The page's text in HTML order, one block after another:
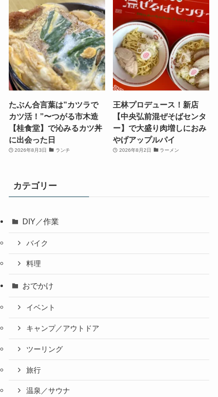
たぶん合言葉は”カツラで
カツ活！”〜つがる市木造
【桂食堂】で沁みるカツ丼
に出会った日
2026年8月3日 ランチ
王林プロデュース！新店
【中央弘前混ぜそばセンタ
ー】で大盛り肉増しにおみ
やげアップルパイ
2026年8月2日 ラーメン
カテゴリー
DIY／作業
バイク
料理
おでかけ
イベント
キャンプ／アウトドア
ツーリング
旅行
温泉／サウナ